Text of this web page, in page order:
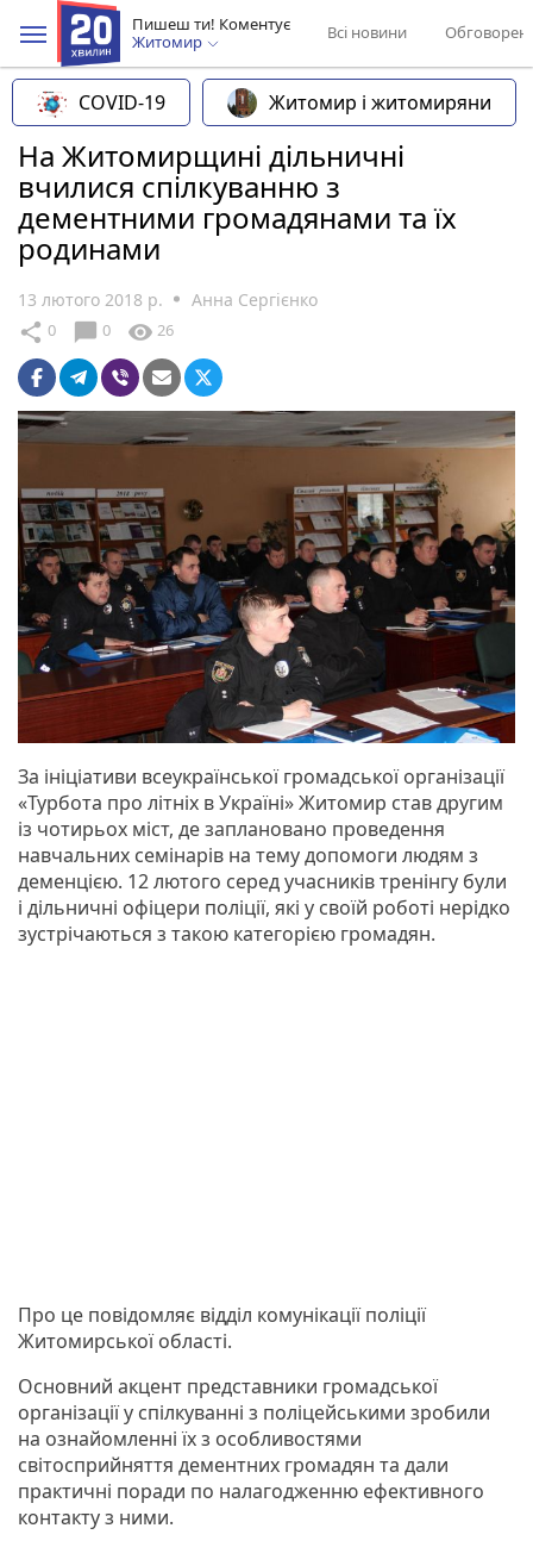
Пишеш ти! Коментує
Житомир
Всі новини
COVID-19 Житомир і житомиряни
На Житомирщині дільничні
вчилися спілкуванню з
дементними громадянами та їх
родинами
13 лютого 2018 р. Анна Сергієнко
share 0 chat_bubble 0 visibility 26
За ініціативи всеукраїнської громадської організації
«Турбота про літніх в Україні» Житомир став другим
із чотирьох міст, де заплановано проведення
навчальних семінарів на тему допомоги людям з
деменцією. 12 лютого серед учасників тренінгу були
і дільничні офіцери поліції, які у своїй роботі нерідко
зустрічаються з такою категорією громадян.
Про це повідомляє відділ комунікації поліції
Житомирської області.
Основний акцент представники громадської
організації у спілкуванні з поліцейськими зробили
на ознайомленні їх з особливостями
світосприйняття дементних громадян та дали
практичні поради по налагодженню ефективного
контакту з ними.